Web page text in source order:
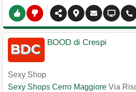
BOOD di Crespi
Sexy Shop
Sexy Shops Cerro Maggiore Via